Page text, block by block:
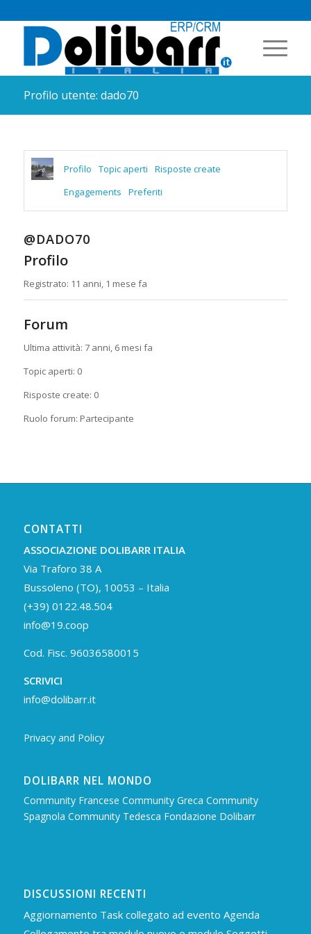
Profilo utente: dado70
Profilo Topic aperti
Risposte create
Engagements
Preferiti
@DADO70
Profilo
Registrato: 11 anni, 1 mese fa
Forum
Ultima attività: 7 anni, 6 mesi fa
Topic aperti: 0
Risposte create: 0
Ruolo forum: Partecipante
CONTATTI
ASSOCIAZIONE DOLIBARR ITALIA
Via Traforo 38 A
Bussoleno (TO), 10053 – Italia
(+39) 0122.48.504
info@19.coop
Cod. Fisc. 96036580015
SCRIVICI
info@dolibarr.it
Privacy and Policy
DOLIBARR NEL MONDO
Community Francese Community Greca Community
Spagnola Community Tedesca Fondazione Dolibarr
DISCUSSIONI RECENTI
Aggiornamento Task collegato ad evento Agenda